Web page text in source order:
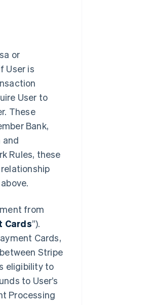
or
User is
User to
These
Bank,
and
Rules, these
from
Cards”).
Cards,
Stripe
eligibility to
to User’s
Processing